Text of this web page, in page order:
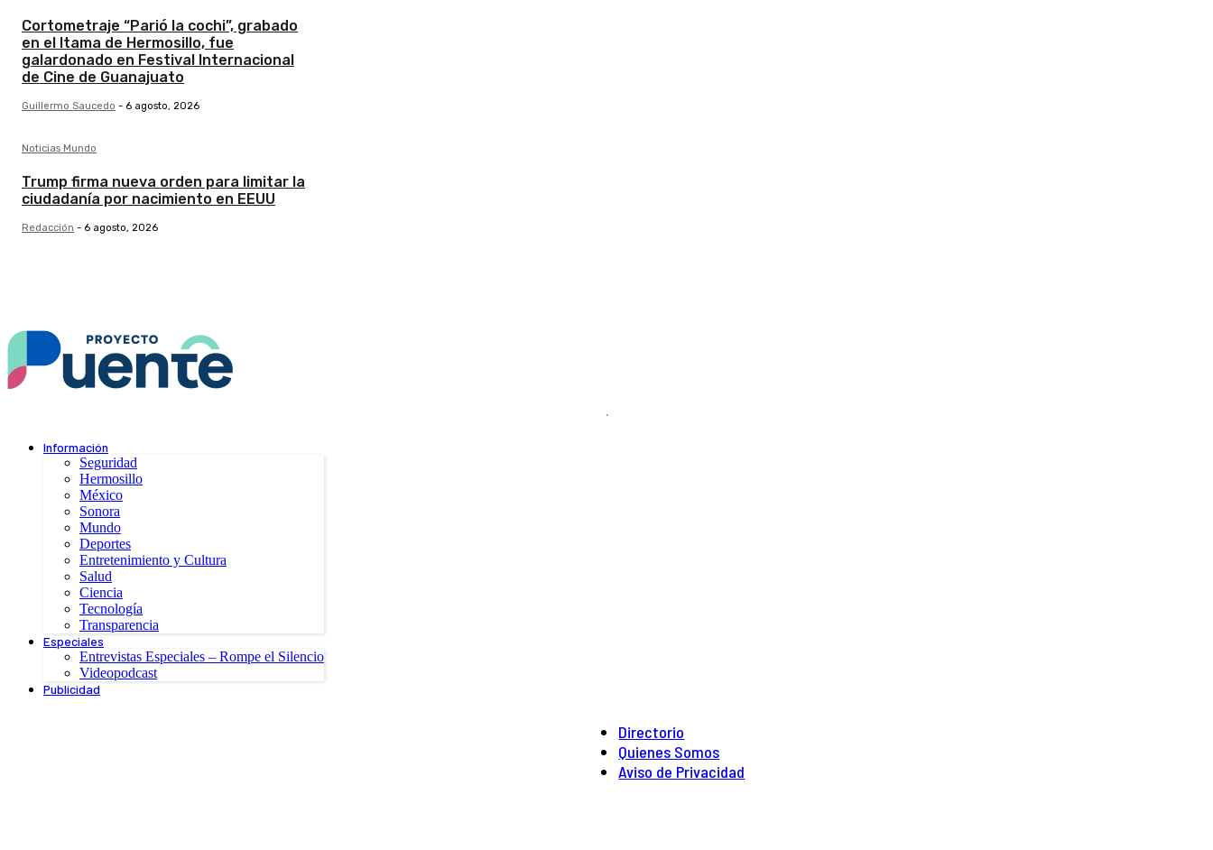
Cortometraje “Parió la cochi”, grabado
en el Itama de Hermosillo, fue
galardonado en Festival Internacional
de Cine de Guanajuato
Guillermo Saucedo - 6 agosto, 2026
Noticias Mundo
Trump firma nueva orden para limitar la
ciudadanía por nacimiento en EEUU
Redacción - 6 agosto, 2026
.
Información
Seguridad
Hermosillo
México
Sonora
Mundo
Deportes
Entretenimiento y Cultura
Salud
Ciencia
Tecnología
Transparencia
Especiales
Entrevistas Especiales – Rompe el Silencio
Videopodcast
Publicidad
Directorio
Quienes Somos
Aviso de Privacidad